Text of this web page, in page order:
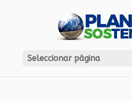
Seleccionar página